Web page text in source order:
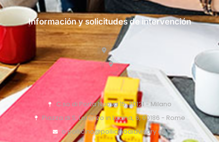
Información y solicitudes de intervención
C.so di Porta Nuova 15, 20121 - Milano
Piazza di S. Lorenzo in Lucina, 6, 00186 - Rome
o.pollicino@pollicinoaidvisory.eu